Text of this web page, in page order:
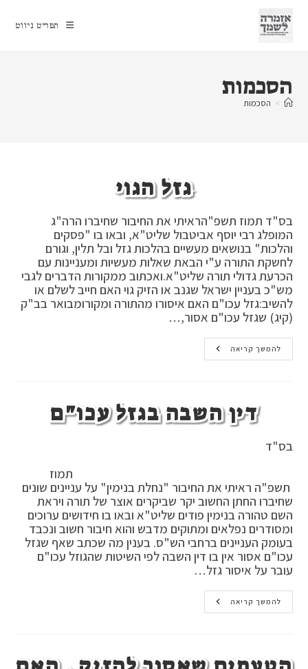
content
תפריט ניווט
הסכמות
> הסכמות
גזל הגוי
בס"ד תמוז תשפ"הראיתי את החיבור שחיברו הרה"ג
המופלג רבי יוסף אביטבול שליט"א, ובאו בו "פסקים
והלכות" בנושאים מעשיים בהלכות גזל ובל תלין, וגורם
לחשקת התורה ע"י הבאת שאלות מעשיות ומעניינות עם
הכרעת גדולי תורה שליט"א.ואכתוב ממקורות הדברים לגבי
מש"כ בעניין ישראל שגנב או הזיק גוי האם חייב לשלם או
להשיב:גזל עכו"ם האם איסורו מהתורה ומקורומבואר בב"ק
(קיג) שגזל עכו"ם אסור,…
להמשך קריאה גזל
הגוי
דין השבה בגזל עכו"ם
בס"ד
תמוז
תשפ"ה ראיתי את החיבור "נחלת בנימין" על עניינים שונים
שחיברו החתן החשוב יקר שביקרים אוצר של תורה ויראת
השם טהורה בנימין פודים שליט"א ובאו בו חידושים ערוכים
ומסודרים נפלאים ומתוקים מדבש והוא חיבור חשוב ונכבד
בעומק העניינים ברחבי הש"ס. בענין מה שכתב שאף שגזל
עכו"ם אסור אין בו דין השבה לפי השיטות שהגוזל עכו"ם
עובר על איסור גזל…
להמשך קריאה דין
השבה